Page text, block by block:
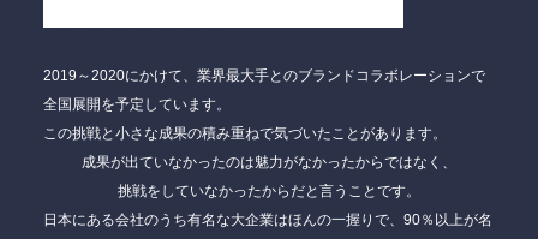
2019～2020にかけて、 業界最大手とのブランドコラボレーションで
全国展開を予定しています。
この挑戦と小さな成果の積み重ねで気づいたことがあります。
成果が出ていなかったのは魅力がなかったからではなく、
挑戦をしていなかったからだと言うことです。
日本にある会社のうち有名な大企業はほんの一握りで、90％以上が名